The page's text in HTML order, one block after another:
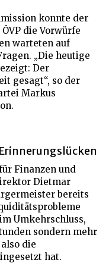
konnte der
die Vorwürfe
warteten auf
„Die heutige
Der
gesagt“, so der
Markus
Finanzen und
Dietmar
bereits
Umkehrschluss,
sondern mehr
die
hat.